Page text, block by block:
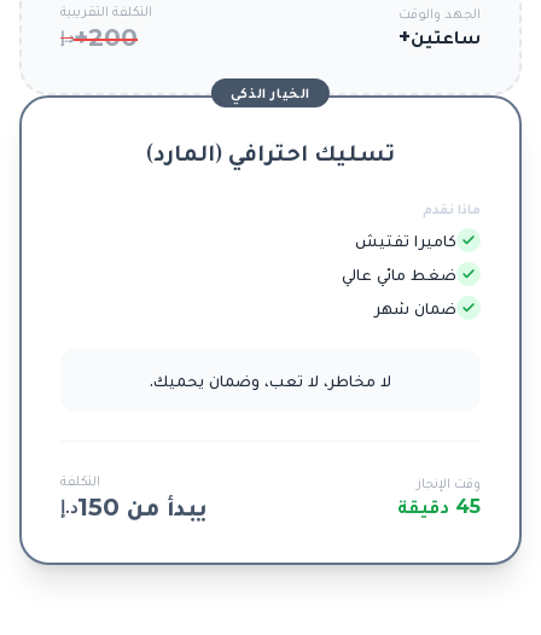
الجهد والوقت
ساعتين+
التكلفة التقريبية
200+ د.إ
الخيار الذكي
تسليك احترافي (المارد)
ماذا نقدم
كاميرا تفتيش
ضغط مائي عالي
ضمان شهر
لا مخاطر، لا تعب، وضمان يحميك.
وقت الإنجاز
45 دقيقة
التكلفة
يبدأ من 150 د.إ